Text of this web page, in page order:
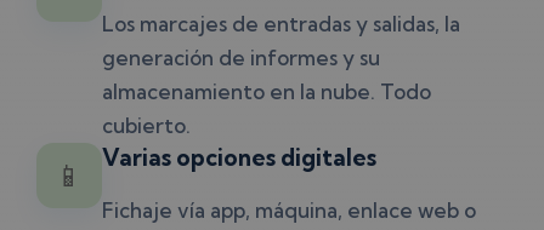
Los marcajes de entradas y salidas, la
generación de informes y su
almacenamiento en la nube. Todo
cubierto.
📱 Varias opciones digitales
Fichaje vía app, máquina, enlace web o